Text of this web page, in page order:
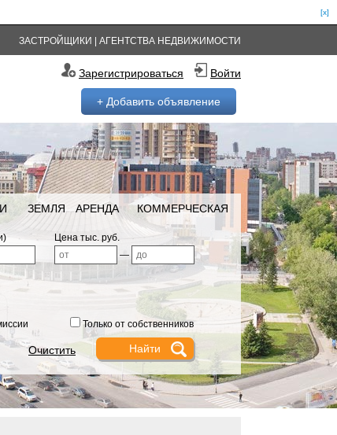
[x]
ЗАСТРОЙЩИКИ АГЕНТСТВА НЕДВИЖИМОСТИ
Зарегистрироваться Войти
+ Добавить объявление
ЗЕМЛЯ АРЕНДА КОММЕРЧЕСКАЯ
Цена тыс. руб.
—
Только от собственников
Очистить